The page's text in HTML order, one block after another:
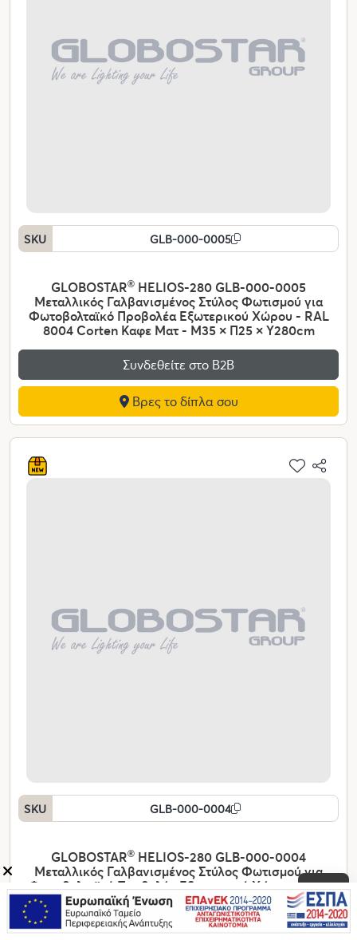
SKU GLB-000-0005
GLOBOSTAR® HELIOS-280 GLB-000-0005
Μεταλλικός Γαλβανισμένος Στύλος Φωτισμού για
Φωτοβολταϊκό Προβολέα Εξωτερικού Χώρου - RAL
8004 Corten Καφε Ματ - Μ35 × Π25 × Υ280cm
Συνδεθείτε στο Β2Β
Βρες το δίπλα σου
SKU GLB-000-0004
GLOBOSTAR® HELIOS-280 GLB-000-0004
Μεταλλικός Γαλβανισμένος Στύλος Φωτισμού για
Φωτοβολταϊκό Προβολέα Εξωτερικού Χώρου - RAL
9016 Λευκό Ματ - Μ35 × Π25 × Υ280cm